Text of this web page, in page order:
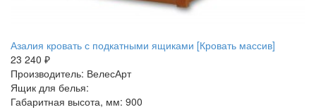
Азалия кровать с подкатными ящиками [Кровать массив]
23 240 ₽
Производитель: ВелесАрт
Ящик для белья:
Габаритная высота, мм: 900